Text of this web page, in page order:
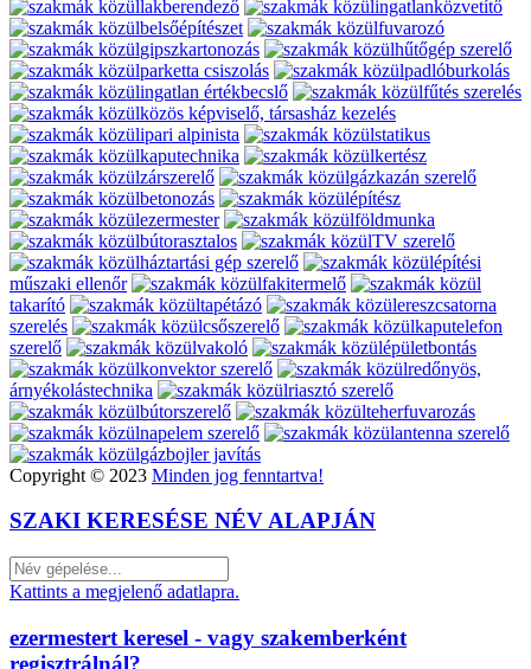
lakberendező
ingatlanközvetítő
belsőépítészet
fuvarozó
gipszkartonozás
hűtőgép szerelő
parketta csiszolás
padlóburkolás
ingatlan értékbecslő
fűtés szerelés
közös képviselő, társasház kezelés
ipari alpinista
statikus
kaputechnika
kertész
zárszerelő
gázkazán szerelő
betonozás
építész
ezermester
földmunka
bútorasztalos
TV szerelő
háztartási gép szerelő
építési
műszaki ellenőr
fakitermelő
takarító
tapétázó
ereszcsatorna
szerelés
csőszerelő
kaputelefon
szerelő
vakoló
épületbontás
konvektor szerelő
redőnyös,
árnyékolástechnika
riasztó szerelő
bútorszerelő
teherfuvarozás
napelem szerelő
antenna szerelő
gázbojler javítás
Copyright © 2023 Minden jog fenntartva!
SZAKI KERESÉSE NÉV ALAPJÁN
Kattints a megjelenő adatlapra.
ezermestert keresel - vagy szakemberként
regisztrálnál?